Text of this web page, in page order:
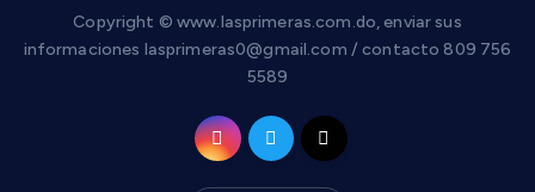
Copyright © www.lasprimeras.com.do, enviar sus
informaciones lasprimeras0@gmail.com / contacto 809 756
5589